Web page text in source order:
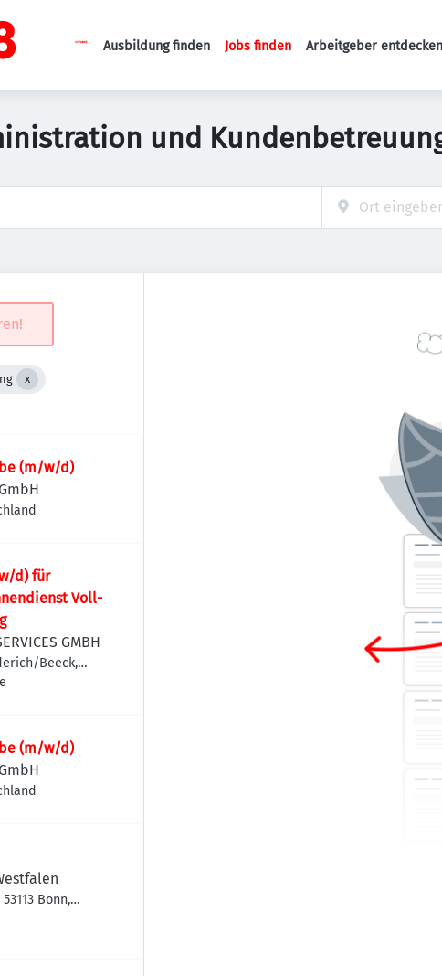
Haupt-Navigation
Ausbildung finden Jobs finden Arbeitgeber entdecken
und
(m/w/d)
d) für
Voll-
GMBH
Beeck,
(m/w/d)
Bonn,